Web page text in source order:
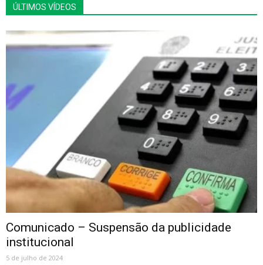
ÚLTIMOS VÍDEOS
Comunicado – Suspensão da publicidade
institucional
5 de julho de 2024